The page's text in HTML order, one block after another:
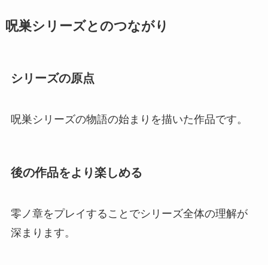
呪巣シリーズとのつながり
シリーズの原点
呪巣シリーズの物語の始まりを描いた作品です。
後の作品をより楽しめる
零ノ章をプレイすることでシリーズ全体の理解が
深まります。